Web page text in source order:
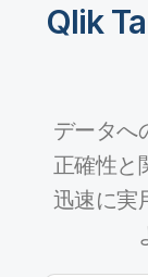
Qlik
データへ
正確性と
迅速に実